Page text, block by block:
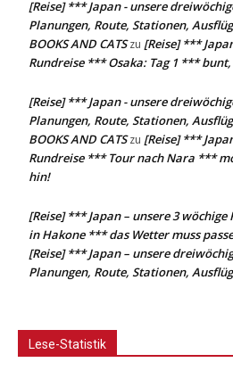
[Reise] *** Japan - unsere
Planungen, Route, Stationen,
BOOKS AND CATSzu [Reise] ***
Rundreise *** Osaka: Tag 1 ***
[Reise] *** Japan - unsere
Planungen, Route, Stationen,
BOOKS AND CATSzu [Reise] ***
Rundreise *** Tour nach Nara ***
hin!
[Reise] *** Japan – unsere 3
in Hakone *** das Wetter muss
[Reise] *** Japan – unsere
Planungen, Route, Stationen,
Lese-Statistik